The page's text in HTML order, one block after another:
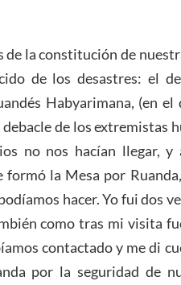
de la constitución de
de los desastres: el
Habyarimana, (en
de los extremistas
no nos hacían llegar,
formó la Mesa por
hacer. Yo fui dos
como tras mi visita
contactado y me di
por la seguridad de